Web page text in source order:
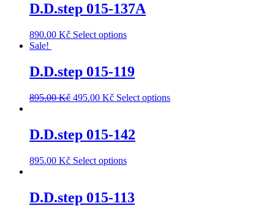
D.D.step 015-137A
890.00 Kč Select options
Sale!
D.D.step 015-119
895.00Kč 495.00 Kč Select options
D.D.step 015-142
895.00 Kč Select options
D.D.step 015-113